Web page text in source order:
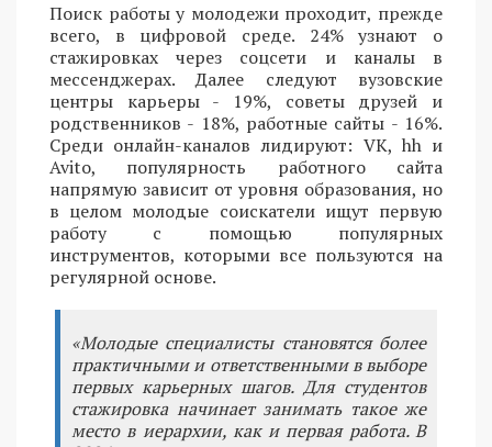
Поиск работы у молодежи проходит, прежде
всего, в цифровой среде. 24% узнают о
стажировках через соцсети и каналы в
мессенджерах. Далее следуют вузовские
центры карьеры - 19%, советы друзей и
родственников - 18%, работные сайты - 16%.
Среди онлайн-каналов лидируют: VK, hh и
Avito, популярность работного сайта
напрямую зависит от уровня образования, но
в целом молодые соискатели ищут первую
работу с помощью популярных
инструментов, которыми все пользуются на
регулярной основе.
«Молодые специалисты становятся более
практичными и ответственными в выборе
первых карьерных шагов. Для студентов
стажировка начинает занимать такое же
место в иерархии, как и первая работа. В